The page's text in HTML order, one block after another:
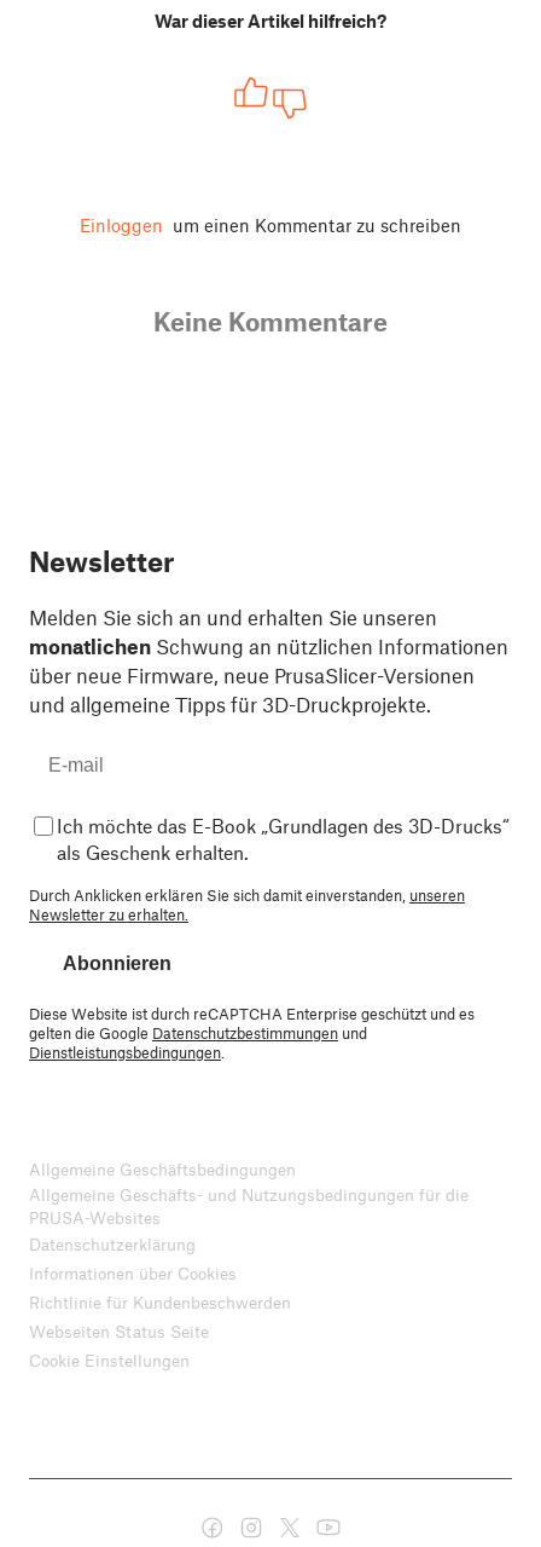
War dieser Artikel hilfreich?
Einloggen um einen Kommentar zu schreiben
Keine Kommentare
Newsletter
Melden Sie sich an und erhalten Sie unseren
monatlichen Schwung an nützlichen Informationen
über neue Firmware, neue PrusaSlicer-Versionen
und allgemeine Tipps für 3D-Druckprojekte.
Ich möchte das E-Book „Grundlagen des 3D-Drucks“
als Geschenk erhalten.
Durch Anklicken erklären Sie sich damit einverstanden, unseren
Newsletter zu erhalten.
Abonnieren
Diese Website ist durch reCAPTCHA Enterprise geschützt und es
gelten die Google Datenschutzbestimmungen und
Dienstleistungsbedingungen.
Allgemeine Geschäftsbedingungen
Allgemeine Geschäfts- und Nutzungsbedingungen für die
PRUSA-Websites
Datenschutzerklärung
Informationen über Cookies
Richtlinie für Kundenbeschwerden
Webseiten Status Seite
Cookie Einstellungen